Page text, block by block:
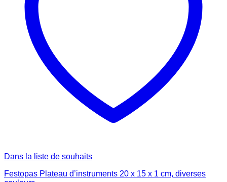
Dans la liste de souhaits
Festopas Plateau d’instruments 20 x 15 x 1 cm, diverses